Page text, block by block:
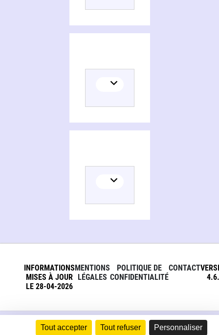
Tout accepter Tout refuser Personnaliser
INFORMATIONS
MISES À JOUR
LE 28-04-2026
MENTIONS
LÉGALES
POLITIQUE DE
CONFIDENTIALITÉ
CONTACT